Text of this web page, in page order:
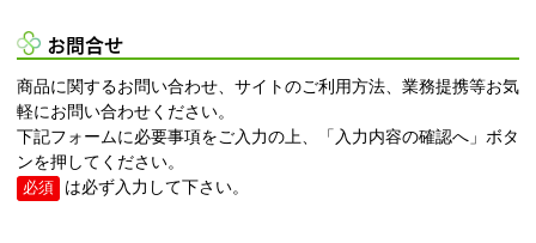
お問合せ
商品に関するお問い合わせ、サイトのご利用方法、業務提携等お気
軽にお問い合わせください。
下記フォームに必要事項をご入力の上、「入力内容の確認へ」ボタ
ンを押してください。
必須 は必ず入力して下さい。